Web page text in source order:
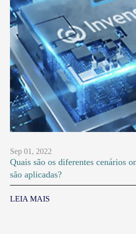
Sep 01, 2022
Quais são os diferentes cenários
são aplicadas?
LEIA MAIS